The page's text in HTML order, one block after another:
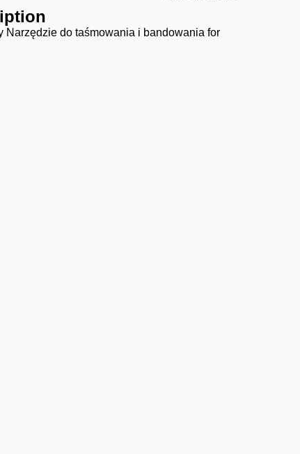
do taśmowania i bandowania for